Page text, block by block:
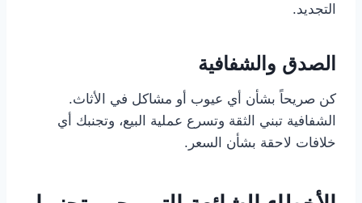
التجديد.
الصدق والشفافية
كن صريحاً بشأن أي عيوب أو مشاكل في الأثاث.
الشفافية تبني الثقة وتسرع عملية البيع، وتجنبك أي
خلافات لاحقة بشأن السعر.